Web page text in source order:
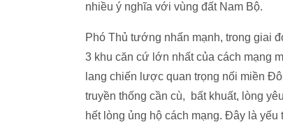
nhiều ý nghĩa với vùng đất Nam Bộ.
Phó Thủ tướng nhấn mạnh, trong giai
3 khu căn cứ lớn nhất của cách mạng
lang chiến lược quan trọng nối miền
truyền thống cần cù, bất khuất, lòng
hết lòng ủng hộ cách mạng. Đây là